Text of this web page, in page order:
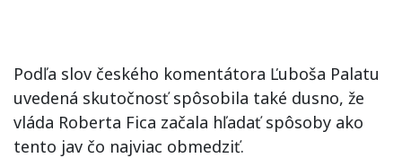
Podľa slov českého komentátora Ľuboša Palatu
uvedená skutočnosť spôsobila také dusno, že
vláda Roberta Fica začala hľadať spôsoby ako
tento jav čo najviac obmedziť.